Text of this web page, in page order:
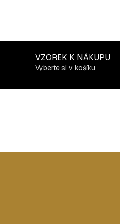
VZOREK K NÁKUPU
Vyberte si v košíku